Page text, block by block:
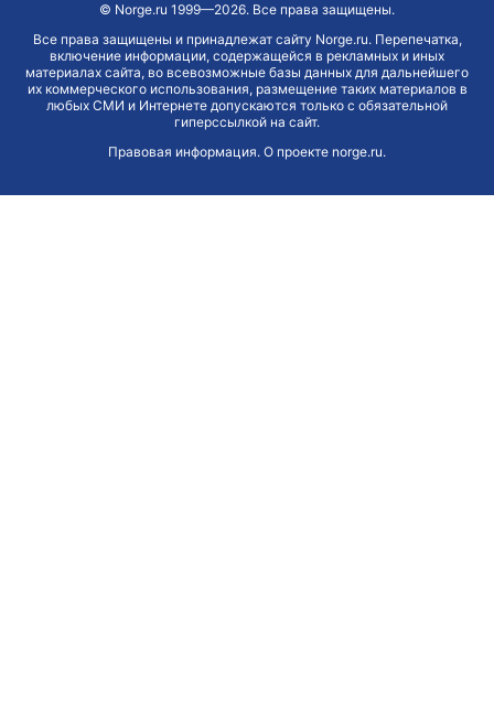
© Norge.ru 1999—2026. Все права защищены.
Все права защищены и принадлежат сайту Norge.ru. Перепечатка,
включение информации, содержащейся в рекламных и иных
материалах сайта, во всевозможные базы данных для дальнейшего
их коммерческого использования, размещение таких материалов в
любых СМИ и Интернете допускаются только с обязательной
гиперссылкой на сайт.
Правовая информация. О проекте norge.ru.